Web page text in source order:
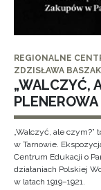
REGIONALNE
ZDZISŁAWA
„WALCZYĆ,
PLENEROWA
„Walczyć, ale czym?”
w Tarnowie.
Centrum Edukacji o
działaniach Polskiej
w latach 1919–1921.